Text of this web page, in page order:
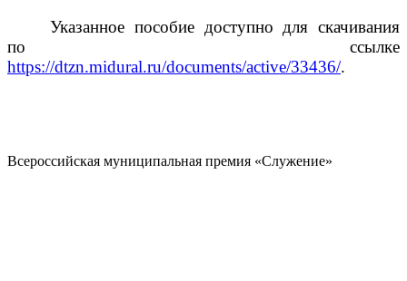
Указанное пособие доступно для скачивания
по ссылке
https://dtzn.midural.ru/documents/active/33436/.
Всероссийская муниципальная премия «Служение»